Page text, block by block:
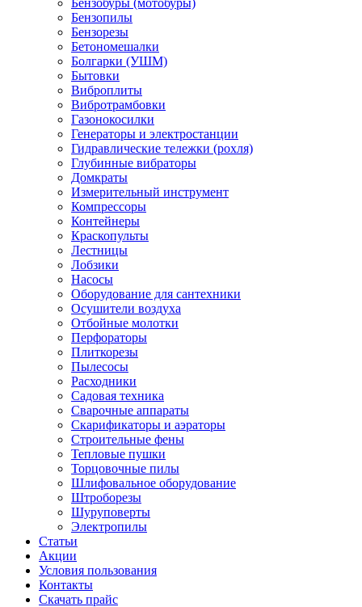
Бензопилы
Бензорезы
Бетономешалки
Болгарки (УШМ)
Бытовки
Виброплиты
Вибротрамбовки
Газонокосилки
Генераторы и электростанции
Гидравлические тележки (рохля)
Глубинные вибраторы
Домкраты
Измерительный инструмент
Компрессоры
Контейнеры
Краскопульты
Лестницы
Лобзики
Насосы
Оборудование для сантехники
Осушители воздуха
Отбойные молотки
Перфораторы
Плиткорезы
Пылесосы
Расходники
Садовая техника
Сварочные аппараты
Скарификаторы и аэраторы
Строительные фены
Тепловые пушки
Торцовочные пилы
Шлифовальное оборудование
Штроборезы
Шуруповерты
Электропилы
Статьи
Акции
Условия пользования
Контакты
Скачать прайс